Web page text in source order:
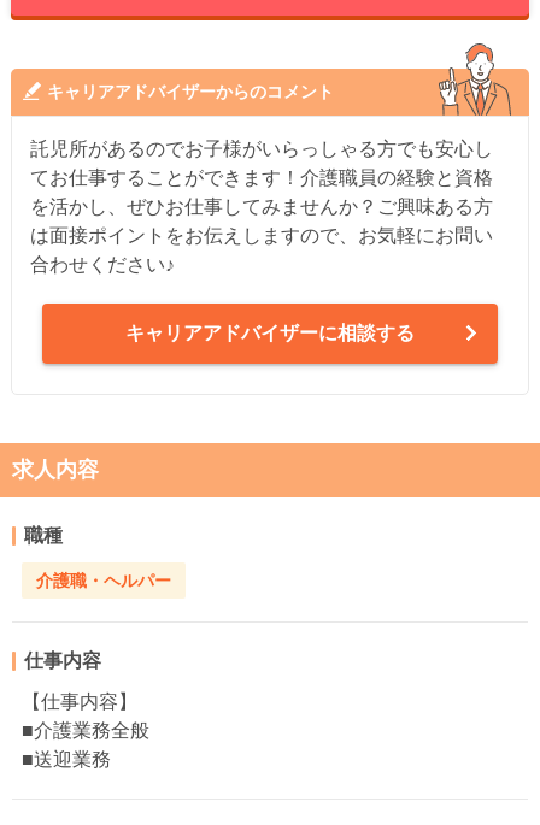
キャリアアドバイザーからのコメント
託児所があるのでお子様がいらっしゃる方でも安心し
てお仕事することができます！介護職員の経験と資格
を活かし、ぜひお仕事してみませんか？ご興味ある方
は面接ポイントをお伝えしますので、お気軽にお問い
合わせください♪
キャリアアドバイザーに相談する
求人内容
職種
介護職・ヘルパー
仕事内容
【仕事内容】
■介護業務全般
■送迎業務